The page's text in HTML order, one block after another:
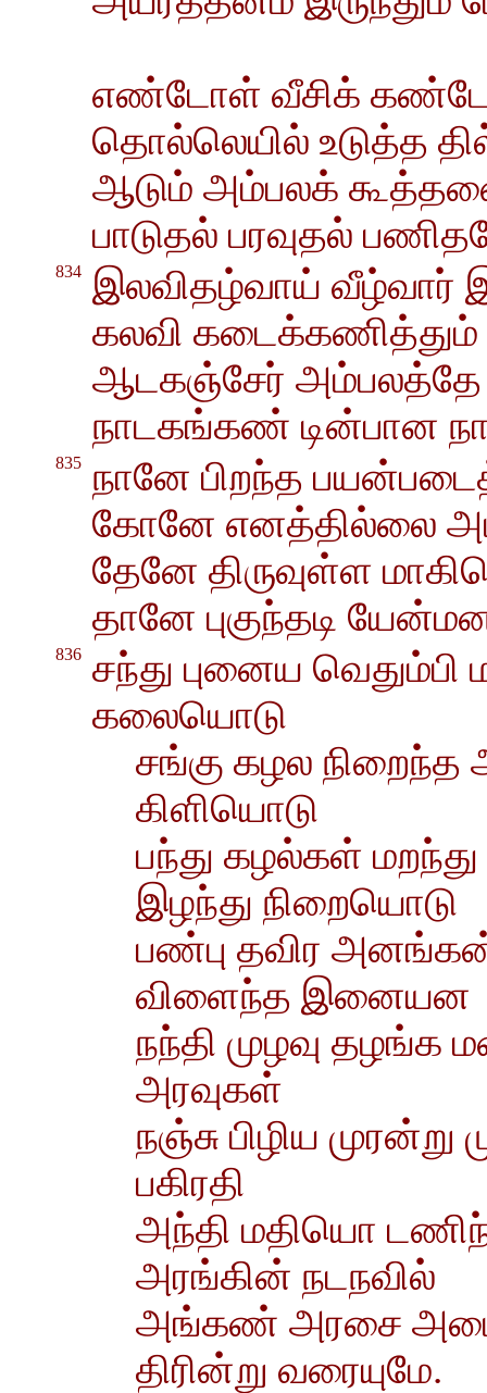
எண்டோள் வீசிக்
தொல்லெயில் உடுத்த
ஆடும் அம்பலக்
பாடுதல் பரவுதல்
834
இலவிதழ்வாய் வீழ்வார்
கலவி
ஆடகஞ்சேர் அம்பலத்தே
நாடகங்கண் டின்பான
835
நானே பிறந்த
கோனே எனத்தில்லை
தேனே திருவுள்ள
தானே புகுந்தடி
836 சந்து புனைய
கலையொடு
சங்கு கழல
கிளியொடு
பந்து கழல்கள்
இழந்து நிறையொடு
பண்பு தவிர
விளைந்த இனையன
நந்தி முழவு தழங்க
அரவுகள்
நஞ்சு பிழிய
பகிரதி
அந்தி மதியொ
அரங்கின் நடநவில்
அங்கண் அரசை
திரின்று வரையுமே.